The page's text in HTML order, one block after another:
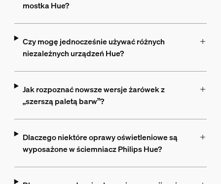
mostka Hue?
Czy mogę jednocześnie używać różnych
niezależnych urządzeń Hue?
Jak rozpoznać nowsze wersje żarówek z
„szerszą paletą barw”?
Dlaczego niektóre oprawy oświetleniowe są
wyposażone w ściemniacz Philips Hue?